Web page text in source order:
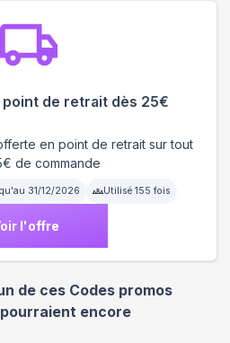
de retrait dès 25€
en point de retrait sur tout
de commande
31/12/2026 Utilisé 155 fois
l'offre
de ces Codes promos
encore